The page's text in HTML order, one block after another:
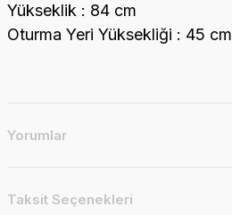
Yükseklik : 84 cm
Oturma Yeri Yüksekliği : 45 cm
Yorumlar
Taksit Seçenekleri